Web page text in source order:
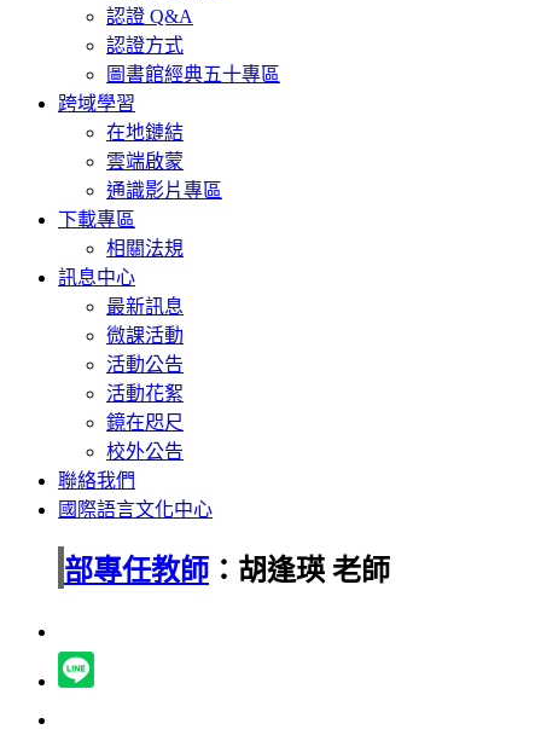
認證 Q&A
認證方式
圖書館經典五十專區
跨域學習
在地鏈結
雲端啟蒙
通識影片專區
下載專區
相關法規
訊息中心
最新訊息
微課活動
活動公告
活動花絮
鏡在咫尺
校外公告
聯絡我們
國際語言文化中心
部專任教師 ：胡逢瑛 老師